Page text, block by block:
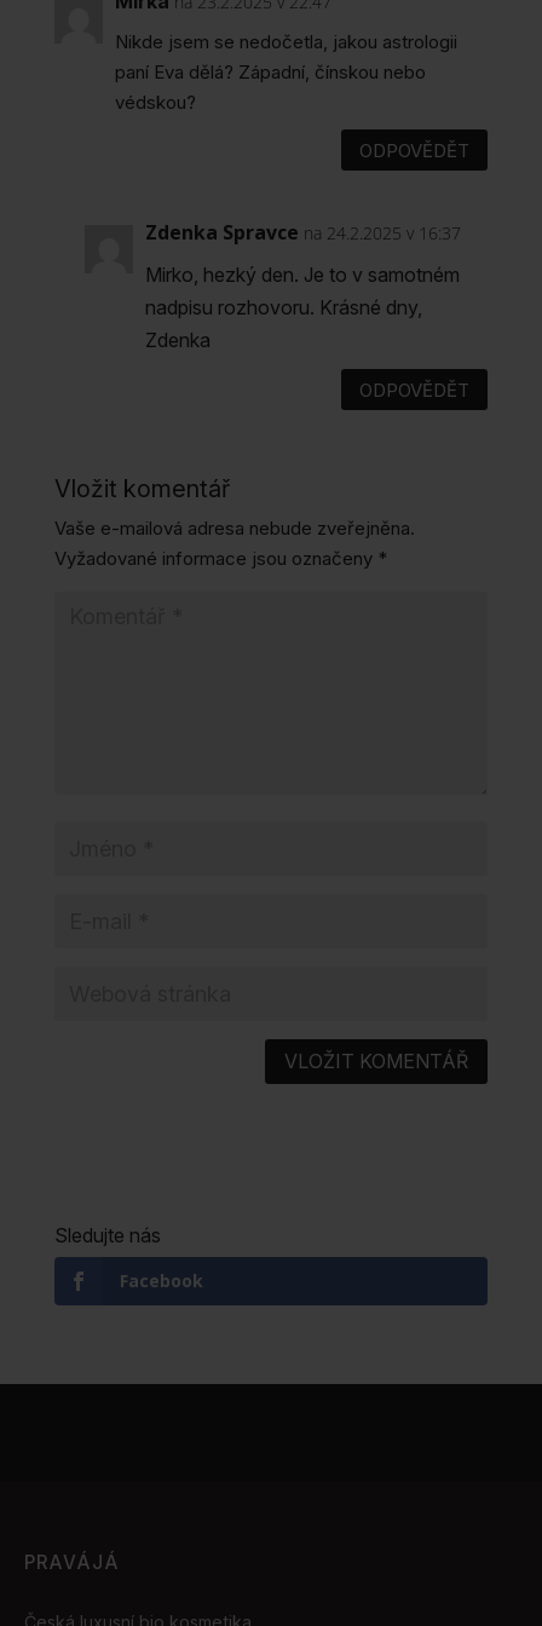
Nikde jsem se nedočetla, jakou astrologii
paní Eva dělá? Západní, čínskou nebo
védskou?
ODPOVĚDĚT
Zdenka Spravce na 24.2.2025 v 16:37
Mirko, hezký den. Je to v samotném
nadpisu rozhovoru. Krásné dny,
Zdenka
ODPOVĚDĚT
Vložit komentář
Vaše e-mailová adresa nebude zveřejněna.
Vyžadované informace jsou označeny *
Sledujte nás
Facebook
PRAVÁJÁ
Česká luxusní bio kosmetika